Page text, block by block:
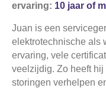
ervaring: 10 jaar of
Juan is een
elektrotechnische als
ervaring, vele
veelzijdig. Zo heeft hij
storingen verhelpen